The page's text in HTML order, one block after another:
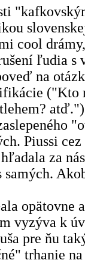
cool
ľudia
na
("Kto
Piussi
za
samých.
opätovne
vyzýva k
pre ňu
trhanie